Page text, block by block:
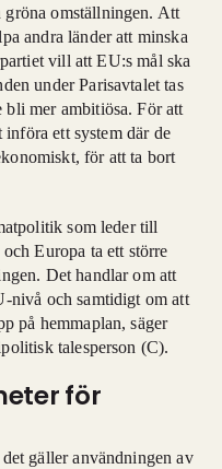
gröna omställningen. Att
andra länder att minska
vill att EU:s mål ska
under Parisavtalet tas
bli mer ambitiösa. För att
ett system där de
för att ta bort
som leder till
Europa ta ett större
Det handlar om att
nivå och samtidigt om att
på hemmaplan, säger
talesperson (C).
för
gäller användningen av